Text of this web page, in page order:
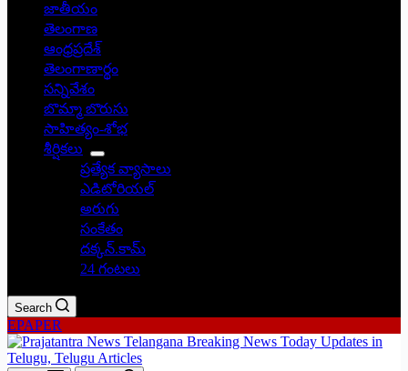
జాతీయం
తెలంగాణ
ఆంధ్రప్రదేశ్
తెలంగాణార్థం
సన్నివేశం
బొమ్మా బొరుసు
సాహిత్యం-శోభ
శీర్షికలు
ప్రత్యేక వ్యాసాలు
ఎడిటోరియల్
అరుగు
సంకేతం
దక్కన్.కామ్
24 గంటలు
Search
EPAPER